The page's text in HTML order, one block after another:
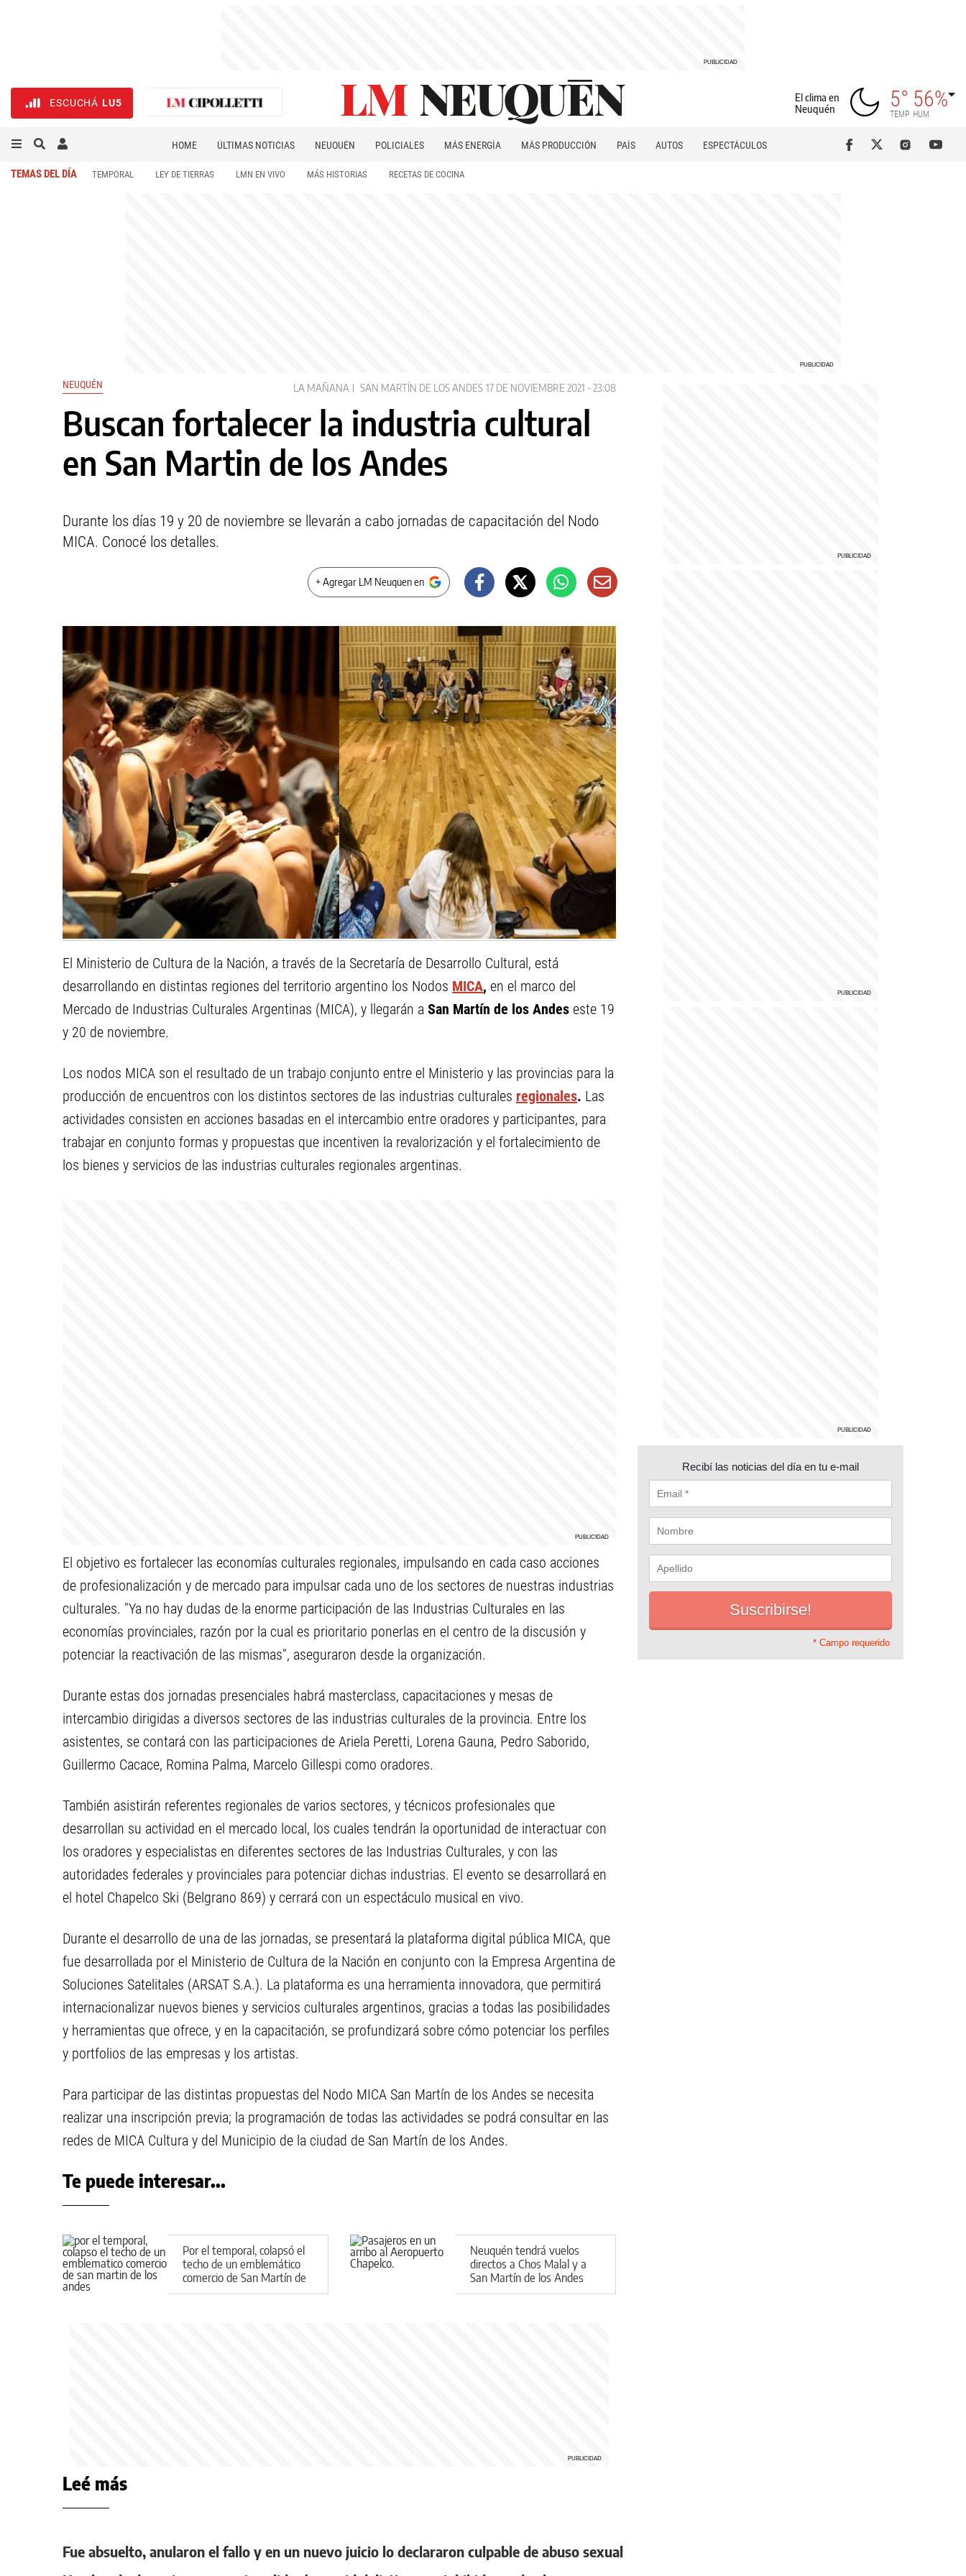
ESCUCHÁ LU5
El clima en
Neuquén
5°
TEMP
56%
HUM
HOME ÚLTIMAS NOTICIAS NEUQUÉN POLICIALES MÁS ENERGÍA MÁS PRODUCCIÓN PAÍS AUTOS
ESPECTÁCULOS
TEMAS DEL DÍA TEMPORAL LEY DE TIERRAS LMN EN VIVO MÁS HISTORIAS RECETAS DE COCINA
NEUQUÉN LA MAÑANA SAN MARTÍN DE LOS ANDES 17 DE NOVIEMBRE 2021 - 23:08
Buscan fortalecer la industria cultural
en San Martin de los Andes
Durante los días 19 y 20 de noviembre se llevarán a cabo jornadas de capacitación del Nodo
MICA. Conocé los detalles.
+ Agregar LM Neuquen en
El Ministerio de Cultura de la Nación, a través de la Secretaría de Desarrollo Cultural, está
desarrollando en distintas regiones del territorio argentino los Nodos MICA, en el marco del
Mercado de Industrias Culturales Argentinas (MICA), y llegarán a San Martín de los Andes este 19
y 20 de noviembre.
Los nodos MICA son el resultado de un trabajo conjunto entre el Ministerio y las provincias para la
producción de encuentros con los distintos sectores de las industrias culturales regionales. Las
actividades consisten en acciones basadas en el intercambio entre oradores y participantes, para
trabajar en conjunto formas y propuestas que incentiven la revalorización y el fortalecimiento de
los bienes y servicios de las industrias culturales regionales argentinas.
El objetivo es fortalecer las economías culturales regionales, impulsando en cada caso acciones
de profesionalización y de mercado para impulsar cada uno de los sectores de nuestras industrias
culturales. "Ya no hay dudas de la enorme participación de las Industrias Culturales en las
economías provinciales, razón por la cual es prioritario ponerlas en el centro de la discusión y
potenciar la reactivación de las mismas", aseguraron desde la organización.
Durante estas dos jornadas presenciales habrá masterclass, capacitaciones y mesas de
intercambio dirigidas a diversos sectores de las industrias culturales de la provincia. Entre los
asistentes, se contará con las participaciones de Ariela Peretti, Lorena Gauna, Pedro Saborido,
Guillermo Cacace, Romina Palma, Marcelo Gillespi como oradores.
También asistirán referentes regionales de varios sectores, y técnicos profesionales que
desarrollan su actividad en el mercado local, los cuales tendrán la oportunidad de interactuar con
los oradores y especialistas en diferentes sectores de las Industrias Culturales, y con las
autoridades federales y provinciales para potenciar dichas industrias. El evento se desarrollará en
el hotel Chapelco Ski (Belgrano 869) y cerrará con un espectáculo musical en vivo.
Durante el desarrollo de una de las jornadas, se presentará la plataforma digital pública MICA, que
fue desarrollada por el Ministerio de Cultura de la Nación en conjunto con la Empresa Argentina de
Soluciones Satelitales (ARSAT S.A.). La plataforma es una herramienta innovadora, que permitirá
internacionalizar nuevos bienes y servicios culturales argentinos, gracias a todas las posibilidades
y herramientas que ofrece, y en la capacitación, se profundizará sobre cómo potenciar los perfiles
y portfolios de las empresas y los artistas.
Para participar de las distintas propuestas del Nodo MICA San Martín de los Andes se necesita
realizar una inscripción previa; la programación de todas las actividades se podrá consultar en las
redes de MICA Cultura y del Municipio de la ciudad de San Martín de los Andes.
Te puede interesar...
Por el temporal, colapsó el
techo de un emblemático
comercio de San Martín de
Los Andes
Neuquén tendrá vuelos
directos a Chos Malal y a
San Martín de los Andes
Recibí las noticias del día en tu e-mail
* Campo requerido
Leé más
Fue absuelto, anularon el fallo y en un nuevo juicio lo declararon culpable de abuso sexual